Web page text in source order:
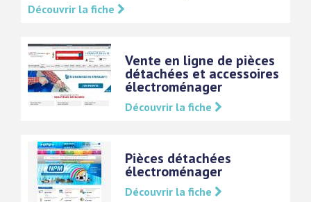
Découvrir la fiche
Vente en ligne de pièces
détachées et accessoires
électroménager
Découvrir la fiche
Pièces détachées
électroménager
Découvrir la fiche